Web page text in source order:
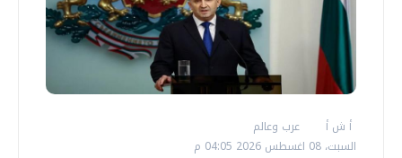
أ ش أ
عرب وعالم
السبت، 08 اغسطس 2026 04:05 م